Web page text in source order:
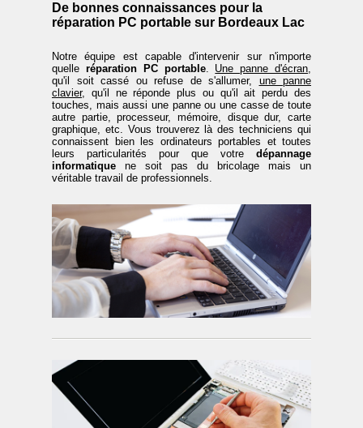
De bonnes connaissances pour la
réparation PC portable sur Bordeaux Lac
Notre équipe est capable d'intervenir sur n'importe
quelle réparation PC portable. Une panne d'écran,
qu'il soit cassé ou refuse de s'allumer, une panne
clavier, qu'il ne réponde plus ou qu'il ait perdu des
touches, mais aussi une panne ou une casse de toute
autre partie, processeur, mémoire, disque dur, carte
graphique, etc. Vous trouverez là des techniciens qui
connaissent bien les ordinateurs portables et toutes
leurs particularités pour que votre dépannage
informatique ne soit pas du bricolage mais un
véritable travail de professionnels.